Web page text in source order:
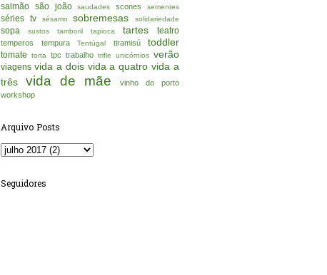
salmão são joão saudades scones sementes
séries tv sésamo sobremesas solidariedade
sopa sustos tamboril tapioca tartes teatro
temperos tempura Tentúgal tiramisú toddler
tomate torta tpc trabalho trifle unicórnios verão
viagens vida a dois vida a quatro vida a
três
vida de mãe
vinho do porto
workshop
Arquivo Posts
Seguidores